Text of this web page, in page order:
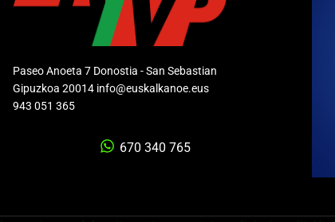
Paseo Anoeta 7 Donostia - San Sebastian
Gipuzkoa 20014 info@euskalkanoe.eus
943 051 365
670 340 765